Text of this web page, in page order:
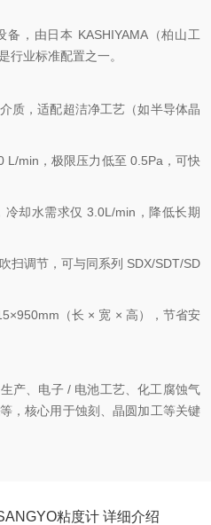
，由日本 KASHIYAMA（柏山工
行业标准配置之一。
质，适配超洁净工艺（如半导体晶
L/min，极限压力低至 0.5Pa，可快
却水需求仅 3.0L/min，降低长期
扫调节，可与同系列 SDX/SDT/SD
（长 × 宽 × 高），节省安
产、电子 / 电池工艺、化工腐蚀气
，核心用于蚀刻、晶圆加工等关键
粘度计 详细介绍